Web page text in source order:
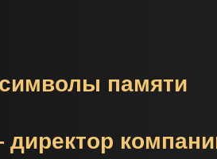
памяти